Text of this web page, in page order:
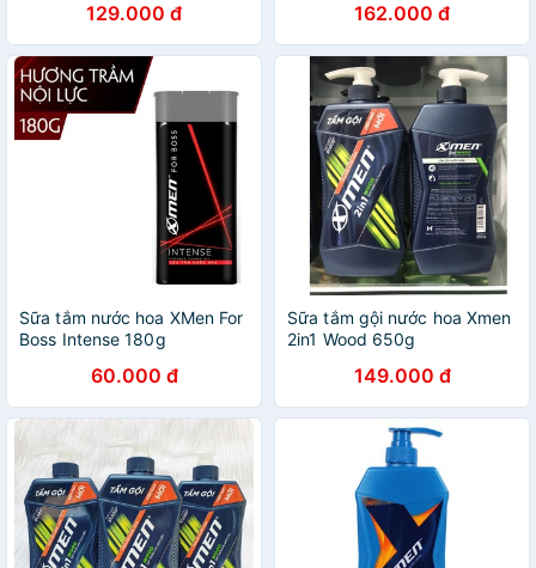
129.000 đ 162.000 đ
Sữa tắm nước hoa XMen For
Boss Intense 180g
60.000 đ
Sữa tắm gội nước hoa Xmen
2in1 Wood 650g
149.000 đ